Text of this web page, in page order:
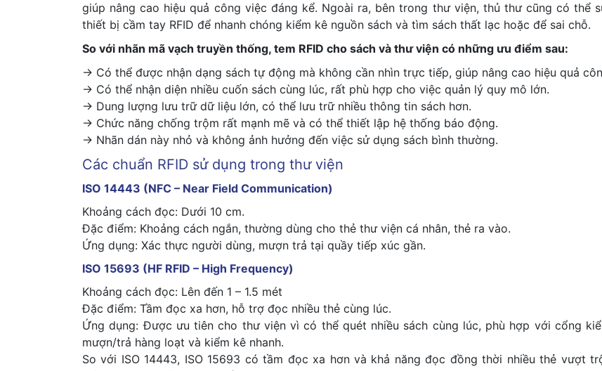
giúp nâng cao hiệu quả công việc đáng kể. Ngoài ra, bên trong thư viện, thủ thư cũng có thể
thiết bị cầm tay RFID để nhanh chóng kiểm kê nguồn sách và tìm sách thất lạc hoặc để sai chỗ.
So với nhãn mã vạch truyền thống, tem RFID cho sách và thư viện có những ưu điểm sau:
→ Có thể được nhận dạng sách tự động mà không cần nhìn trực tiếp, giúp nâng cao hiệu quả
→ Có thể nhận diện nhiều cuốn sách cùng lúc, rất phù hợp cho việc quản lý quy mô lớn.
→ Dung lượng lưu trữ dữ liệu lớn, có thể lưu trữ nhiều thông tin sách hơn.
→ Chức năng chống trộm rất mạnh mẽ và có thể thiết lập hệ thống báo động.
→ Nhãn dán này nhỏ và không ảnh hưởng đến việc sử dụng sách bình thường.
Các chuẩn RFID sử dụng trong thư viện
ISO 14443 (NFC – Near Field Communication)
Khoảng cách đọc: Dưới 10 cm.
Đặc điểm: Khoảng cách ngắn, thường dùng cho thẻ thư viện cá nhân, thẻ ra vào.
Ứng dụng: Xác thực người dùng, mượn trả tại quầy tiếp xúc gần.
ISO 15693 (HF RFID – High Frequency)
Khoảng cách đọc: Lên đến 1 – 1.5 mét
Đặc điểm: Tầm đọc xa hơn, hỗ trợ đọc nhiều thẻ cùng lúc.
Ứng dụng: Được ưu tiên cho thư viện vì có thể quét nhiều sách cùng lúc, phù hợp với cổng
mượn/trả hàng loạt và kiểm kê nhanh.
So với ISO 14443, ISO 15693 có tầm đọc xa hơn và khả năng đọc đồng thời nhiều thẻ vượt